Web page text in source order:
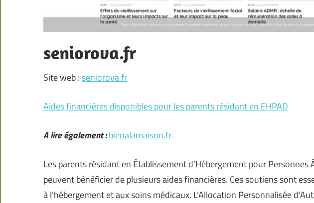
seniorova.fr
Site web :seniorova.fr
Aides financières disponibles pour les parents résidant en EHPAD
A lire également :bienalamaison.fr
Les parents résidant en Établissement d’Hébergement pour Personnes
peuvent bénéficier de plusieurs aides financières. Ces soutiens sont
à l’hébergement et aux soins médicaux. L’Allocation Personnalisée